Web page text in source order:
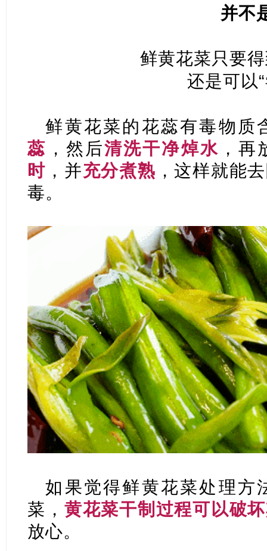
并不
鲜黄花菜只要
还是可以
鲜黄花菜的花蕊有毒物质
蕊 ，然后清洗干净焯水 ，再
时 ，并充分煮熟 ，这样就能
毒。
如果觉得鲜黄花菜处理方
菜， 黄花菜干制过程可以破
放心。